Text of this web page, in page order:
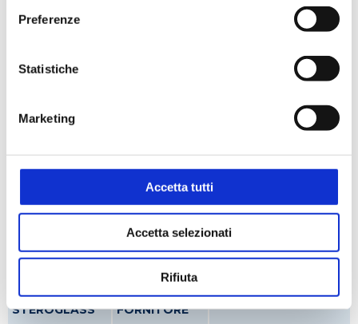
Preferenze
Statistiche
Marketing
Accetta tutti
Accetta selezionati
Rifiuta
Settori
Batteriologia Colture cellulari Microscopia
Codici prodotto
CODICE
STEROGLASS
CODICE
FORNITORE